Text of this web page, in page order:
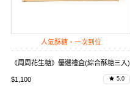
人氣酥糖・一次到位
《周周花生糖》優選禮盒(綜合酥糖三入)
$1,100 5.0